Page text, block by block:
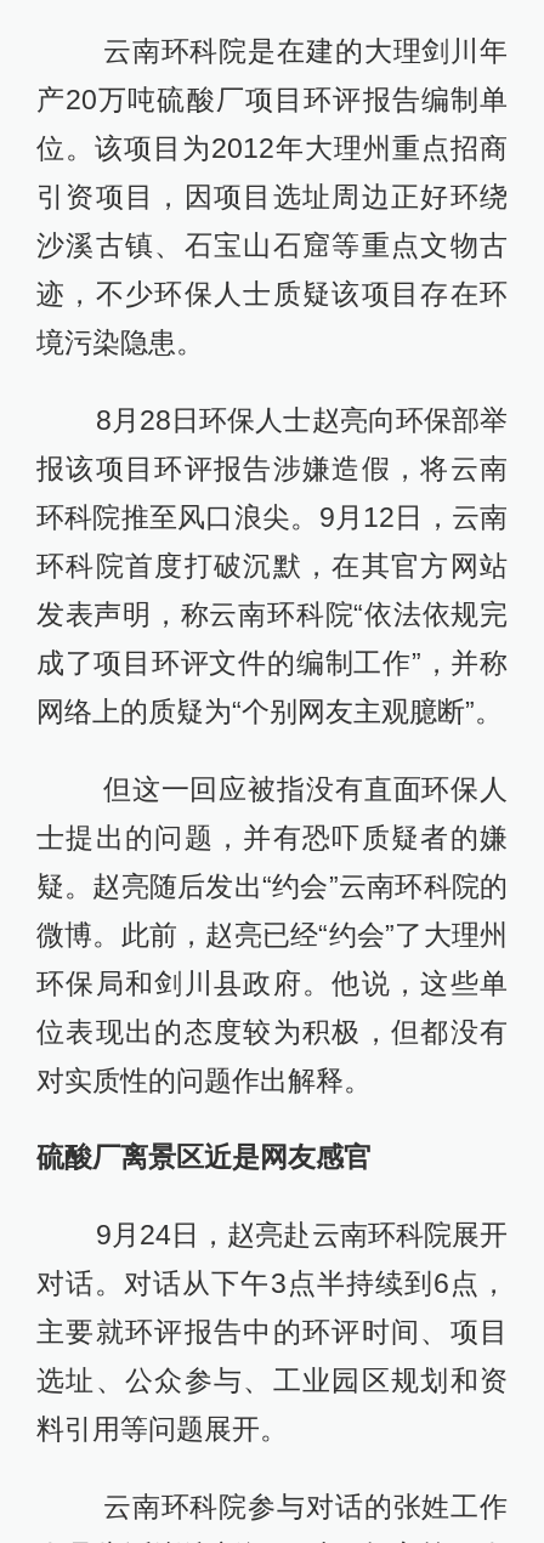
云南环科院是在建的大理剑川年
产20万吨硫酸厂项目环评报告编制单
位。该项目为2012年大理州重点招商
引资项目，因项目选址周边正好环绕
沙溪古镇、石宝山石窟等重点文物古
迹，不少环保人士质疑该项目存在环
境污染隐患。
8月28日环保人士赵亮向环保部举
报该项目环评报告涉嫌造假，将云南
环科院推至风口浪尖。9月12日，云南
环科院首度打破沉默，在其官方网站
发表声明，称云南环科院“依法依规完
成了项目环评文件的编制工作”，并称
网络上的质疑为“个别网友主观臆断”。
但这一回应被指没有直面环保人
士提出的问题，并有恐吓质疑者的嫌
疑。赵亮随后发出“约会”云南环科院的
微博。此前，赵亮已经“约会”了大理州
环保局和剑川县政府。他说，这些单
位表现出的态度较为积极，但都没有
对实质性的问题作出解释。
硫酸厂离景区近是网友感官
9月24日，赵亮赴云南环科院展开
对话。对话从下午3点半持续到6点，
主要就环评报告中的环评时间、项目
选址、公众参与、工业园区规划和资
料引用等问题展开。
云南环科院参与对话的张姓工作